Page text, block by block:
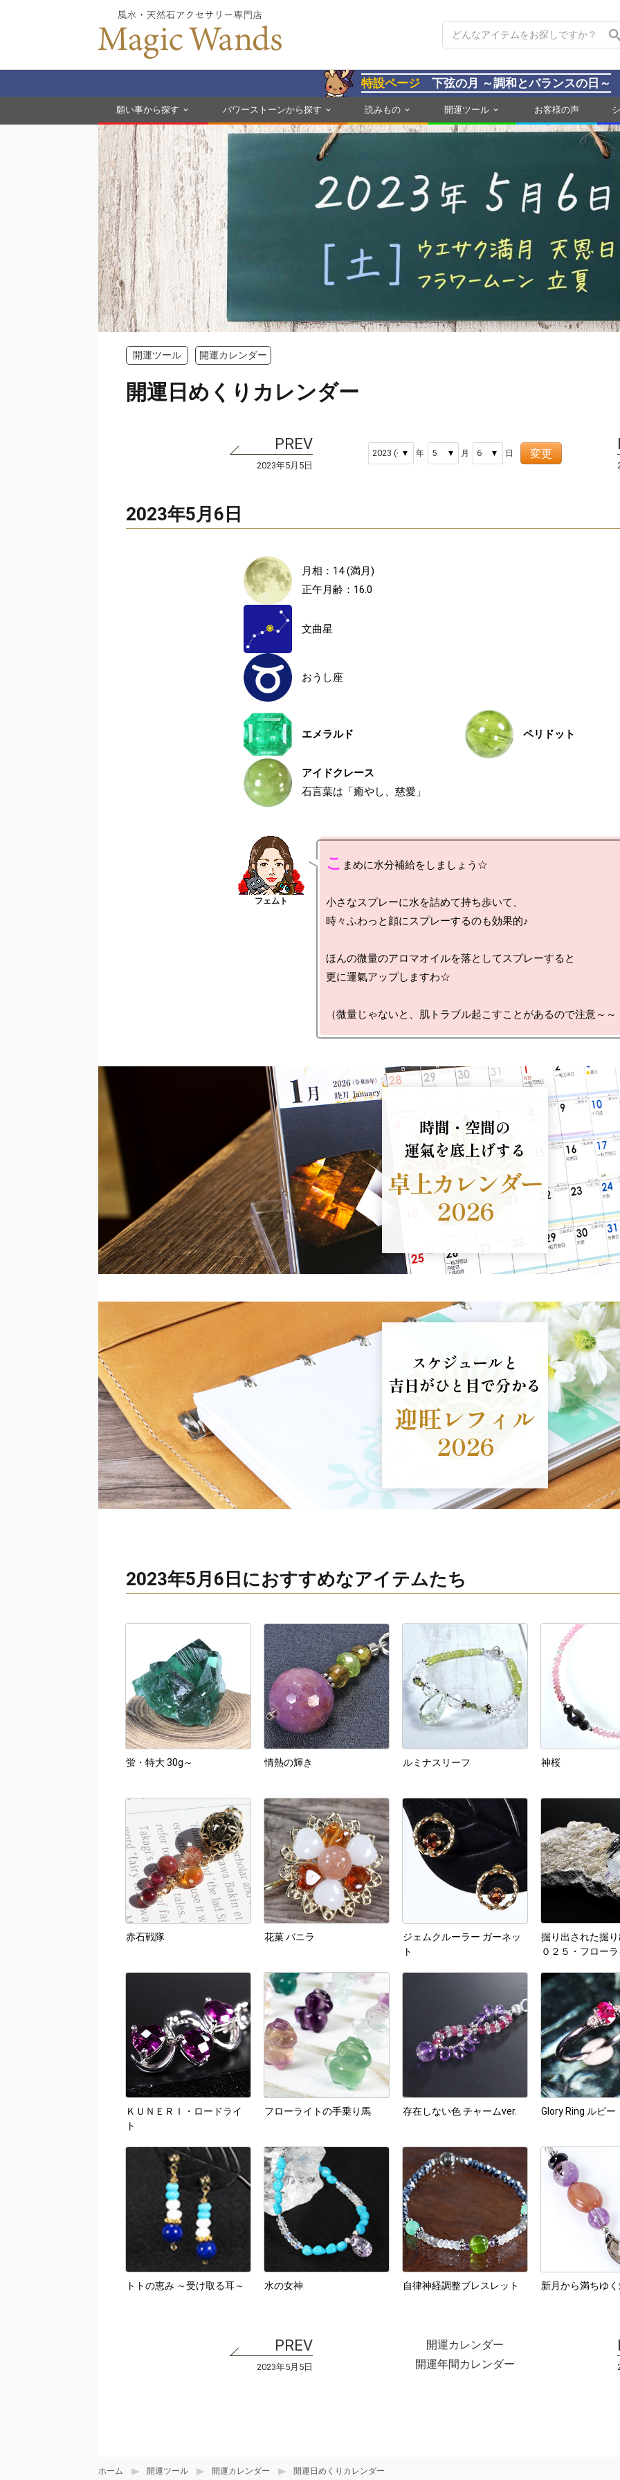
特設ページ 下弦の月 ～調和とバランスの日～
願い事から探す パワーストーンから探す 読みもの 開運ツール お客様の声
ホーム 開運ツール 開運カレンダー 開運日めくりカレンダー
開運ツール 開運カレンダー
開運日めくりカレンダー
2023年5月5日
年 月 日 変更
2023年5月6日
月相：14 (満月)
正午月齢：16.0
文曲星
おうし座
エメラルド ペリドット
アイドクレース
石言葉は「癒やし、慈愛」
こ まめに水分補給をしましょう☆
小さなスプレーに水を詰めて持ち歩いて、
時々ふわっと顔にスプレーするのも効果的♪
ほんの微量のアロマオイルを落としてスプレーすると
更に運氣アップしますわ☆
（微量じゃないと、肌トラブル起こすことがあるので注意～～
時間・空間の
運氣を底上げする
卓上カレンダー
2026
スケジュールと
吉日がひと目で分かる
迎旺レフィル
2026
2023年5月6日におすすめなアイテムたち
蛍・特大 30g～ 情熱の輝き ルミナスリーフ 神桜
赤石戦隊 花菓 バニラ
ジェムクルーラー ガーネッ
ト
掘り出された掘
０２５・フロー
ＫＵＮＥＲＩ・ロードライ
ト
フローライトの手乗り馬 存在しない色 チャームver. Glory Ring ルビー
トトの恵み ～受け取る耳～ 水の女神 自律神経調整ブレスレット 新月から満ちゆ
2023年5月5日
開運カレンダー
開運年間カレンダー